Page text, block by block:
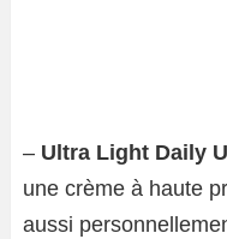
– Ultra Light Daily
une crème à haute
aussi